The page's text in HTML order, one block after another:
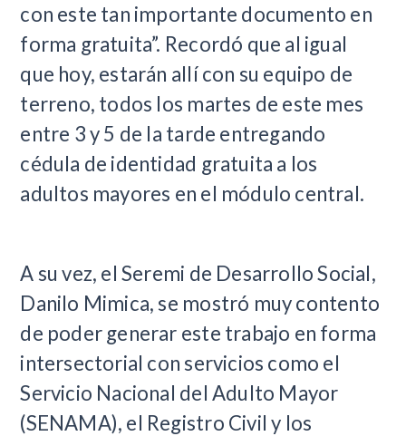
con este tan importante documento en
forma gratuita”. Recordó que al igual
que hoy, estarán allí con su equipo de
terreno, todos los martes de este mes
entre 3 y 5 de la tarde entregando
cédula de identidad gratuita a los
adultos mayores en el módulo central.
A su vez, el Seremi de Desarrollo Social,
Danilo Mimica, se mostró muy contento
de poder generar este trabajo en forma
intersectorial con servicios como el
Servicio Nacional del Adulto Mayor
(SENAMA), el Registro Civil y los